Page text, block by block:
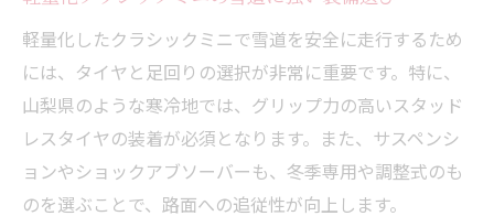
軽量化したクラシックミニで雪道を安全に走行するため
には、タイヤと足回りの選択が非常に重要です。特に、
山梨県のような寒冷地では、グリップ力の高いスタッド
レスタイヤの装着が必須となります。また、サスペンシ
ョンやショックアブソーバーも、冬季専用や調整式のも
のを選ぶことで、路面への追従性が向上します。